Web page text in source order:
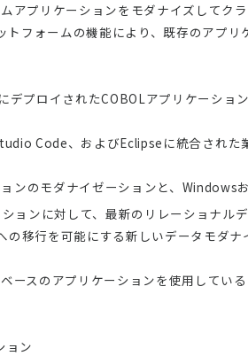
アプリケーションをモダナイズしてク
フォームの機能により、既存のアプ
プロイされたCOBOLアプリケーショ
Code、およびEclipseに統合された
ンのモダナイゼーションと、Windows
ョンに対して、最新のリレーショナル
の移行を可能にする新しいデータモダナ
ースのアプリケーションを使用してい
ョン